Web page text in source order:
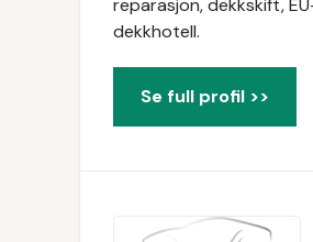
reparasjon, dekkskift,
dekkhotell.
Se full profil >>